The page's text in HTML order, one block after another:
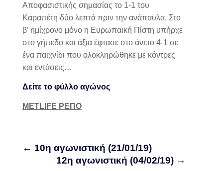
Αποφασιστικής σημασίας το 1-1 του
Καραπέτη δύο λεπτά πριν την ανάπαυλα. Στο
β’ ημίχρονο μόνο η Ευρωπαική Πίστη υπήρχε
στο γήπεδο και άξια έφτασε στο άνετο 4-1 σε
ένα παιχνίδι που ολοκληρώθηκε με κόντρες
και εντάσεις…
Δείτε το φύλλο αγώνος
METLIFE ΡΕΠΟ
← 10η αγωνιστική (21/01/19)
12η αγωνιστική (04/02/19) →